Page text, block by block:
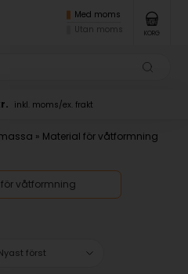
Med moms
Utan moms
KORG
inkl. moms/ex. frakt
» Material för våtformning
för våtformning